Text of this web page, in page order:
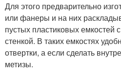
Для этого предварительно
или фанеры и на них
пустых пластиковых емкостей
стенкой. В таких емкостях
отвертки, а если сделать
метизы.